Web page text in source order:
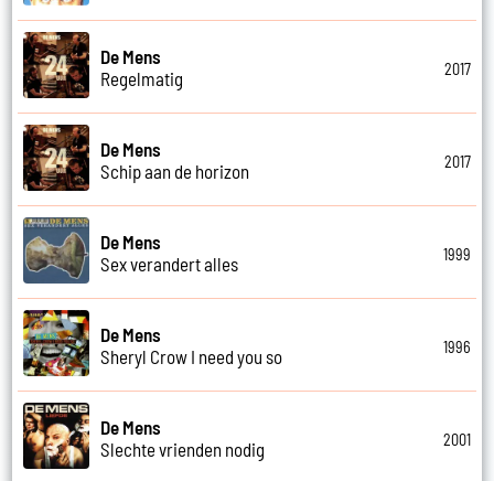
De Mens
Regelmatig
2017
De Mens
Schip aan de horizon
2017
De Mens
Sex verandert alles
1999
De Mens
Sheryl Crow I need you so
1996
De Mens
Slechte vrienden nodig
2001